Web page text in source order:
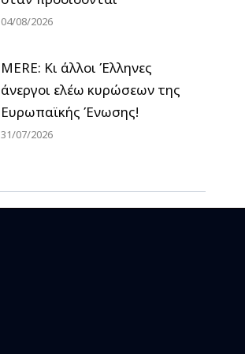
04/08/2026
MERE: Κι άλλοι Έλληνες
άνεργοι ελέω κυρώσεων της
Ευρωπαϊκής Ένωσης!
31/07/2026